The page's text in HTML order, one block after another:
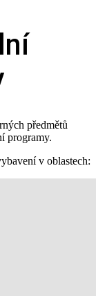
předmětů
programy.
v oblastech: